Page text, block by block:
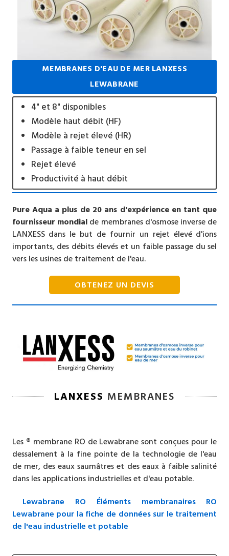
MEMBRANES D'EAU DE MER LANXESS
LEWABRANE
4" et 8" disponibles
Modèle haut débit (HF)
Modèle à rejet élevé (HR)
Passage à faible teneur en sel
Rejet élevé
Productivité à haut débit
Pure Aqua a plus de 20 ans d'expérience en tant que
fournisseur mondialde membranes d'osmose inverse de
LANXESS dans le but de fournir un rejet élevé d'ions
importants, des débits élevés et un faible passage du sel
vers les usines de traitement de l'eau.
OBTENEZ UN DEVIS
LANXESS MEMBRANES
Les ® membrane RO de Lewabrane sont conçues pour le
dessalement à la fine pointe de la technologie de l'eau
de mer, des eaux saumâtres et des eaux à faible salinité
dans les applications industrielles et d'eau potable.
Lewabrane RO
Éléments membranaires RO
Lewabrane pour la fiche de données sur le traitement
de l'eau industrielle et potable